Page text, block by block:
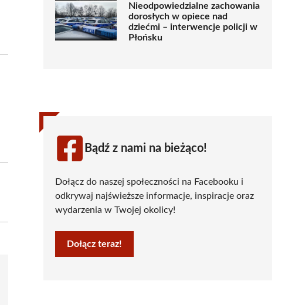
Nieodpowiedzialne zachowania
dorosłych w opiece nad
dziećmi – interwencje policji w
Płońsku
Bądź z nami na bieżąco!
Dołącz do naszej społeczności na Facebooku i
odkrywaj najświeższe informacje, inspiracje oraz
wydarzenia w Twojej okolicy!
Dołącz teraz!